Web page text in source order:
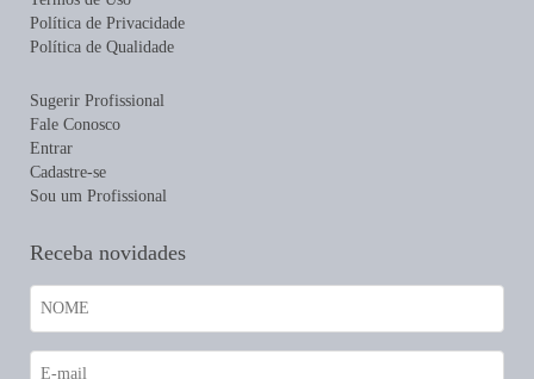
Política de Privacidade
Política de Qualidade
Sugerir Profissional
Fale Conosco
Entrar
Cadastre-se
Sou um Profissional
Receba novidades